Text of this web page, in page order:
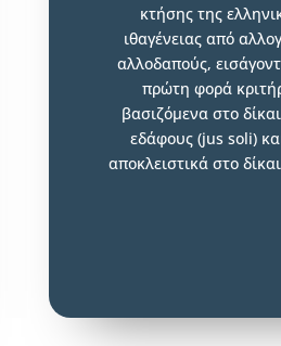
κτήσης της
ιθαγένειας από
αλλοδαπούς,
πρώτη φορά
βασιζόμενα στο
εδάφους (jus soli)
αποκλειστικά στο